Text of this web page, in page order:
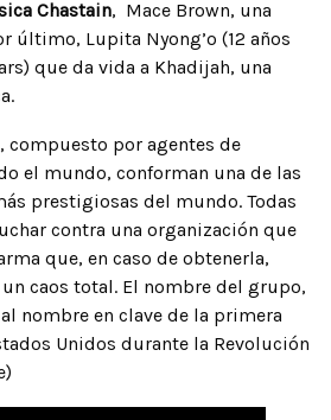
Chastain, Mace Brown, una
último, Lupita Nyong’o (12 años
que da vida a Khadijah, una
compuesto por agentes de
el mundo, conforman una de las
prestigiosas del mundo. Todas
contra una organización que
que, en caso de obtenerla,
caos total. El nombre del grupo,
al nombre en clave de la primera
Unidos durante la Revolución